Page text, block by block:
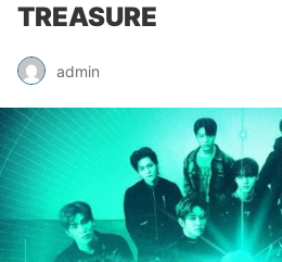
TREASURE
admin